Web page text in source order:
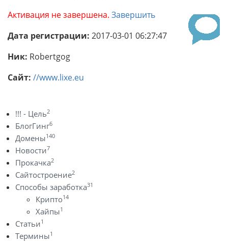
Активация не завершена. Завершить
Дата регистрации: 2017-03-01 06:27:47
Ник: Robertgog
Сайт: //www.lixe.eu
!!! - Цель2
БлогГинг6
Домены140
Новости7
Прокачка2
Сайтостроение2
Способы заработка31
Крипто14
Хайпы1
Статьи1
Термины1